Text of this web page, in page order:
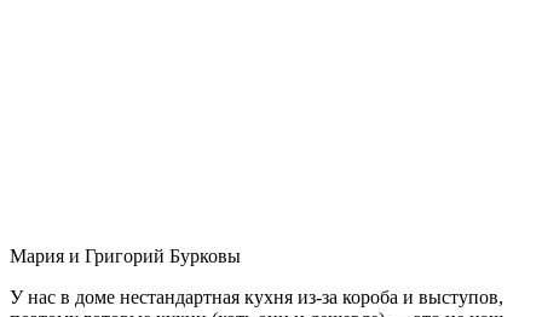
Мария и Григорий Бурковы
У нас в доме нестандартная кухня из-за короба и выступов,